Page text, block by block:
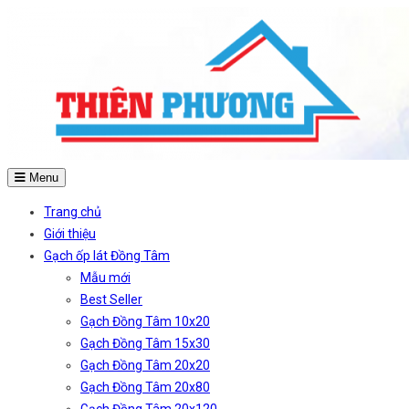
Menu
Trang chủ
Giới thiệu
Gạch ốp lát Đồng Tâm
Mẫu mới
Best Seller
Gạch Đồng Tâm 10x20
Gạch Đồng Tâm 15x30
Gạch Đồng Tâm 20x20
Gạch Đồng Tâm 20x80